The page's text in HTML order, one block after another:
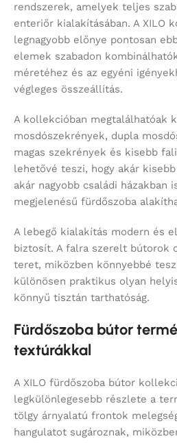
rendszerek, amelyek teljes
enteriőr kialakításában. A XILO
legnagyobb előnye pontosan
elemek szabadon
méretéhez és az egyéni
végleges összeállítás.
A kollekcióban megtalálhatóak
mosdószekrények, dupla
magas szekrények és kisebb
lehetővé teszi, hogy akár
akár nagyobb családi házakban
megjelenésű fürdőszoba
A lebegő kialakítás modern és
biztosít. A falra szerelt bútorok
teret, miközben könnyebbé
különösen praktikus olyan
könnyű tisztán tarthatóság.
Fürdőszoba bútor
textúrákkal
A XILO fürdőszoba bútor
legkülönlegesebb részlete a
tölgy árnyalatú frontok
hangulatot sugároznak,